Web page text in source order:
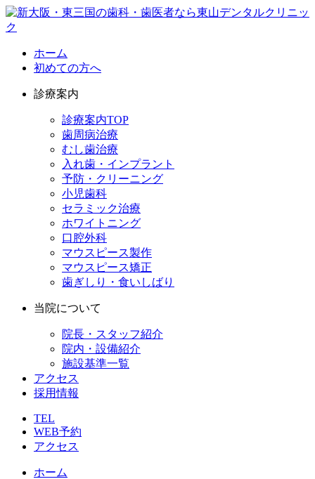
ホーム
初めての方へ
診療案内
診療案内TOP
歯周病治療
むし歯治療
入れ歯・インプラント
予防・クリーニング
小児歯科
セラミック治療
ホワイトニング
口腔外科
マウスピース製作
マウスピース矯正
歯ぎしり・食いしばり
当院について
院長・スタッフ紹介
院内・設備紹介
施設基準一覧
アクセス
採用情報
TEL
WEB予約
アクセス
ホーム